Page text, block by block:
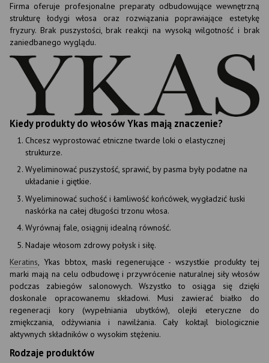
Firma oferuje profesjonalne preparaty odbudowujące wewnętrzną
strukturę łodygi włosa oraz rozwiązania poprawiające estetykę
fryzury. Brak puszystości, brak reakcji na wysoką wilgotność i brak
zaniedbanego wyglądu.
Kiedy produkty do włosów Ykas mają znaczenie?
Chcesz wyprostować etniczne twarde loki o elastycznej
strukturze.
Wyeliminować puszystość, sprawić, by pasma były podatne na
układanie i giętkie.
Wyeliminować suchość i łamliwość końcówek, wygładzić łuski
naskórka na całej długości trzonu włosa.
Wyrównaj fale, osiągnij idealną równość.
Nadaje włosom zdrowy połysk i siłę.
Keratins, Ykas bbtox, maski regenerujące - wszystkie produkty tej
marki mają na celu odbudowę i przywrócenie naturalnej siły włosów
podczas zabiegów salonowych. Wszystko to osiąga się dzięki
doskonale opracowanemu składowi. Musi zawierać białko do
regeneracji kory (wypełniania ubytków), olejki eteryczne do
zmiękczania, odżywiania i nawilżania. Cały koktajl biologicznie
aktywnych składników o wysokim stężeniu.
Rodzaje produktów